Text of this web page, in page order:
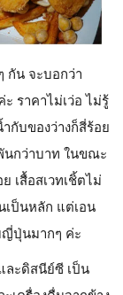
ข้าไปแล้วนั้น
รื่องเล่น แต่ DPA
งเล่นที่รู้สึกว่ารอ
ไม่เกินครึ่งชม ก็
าศาลเลย